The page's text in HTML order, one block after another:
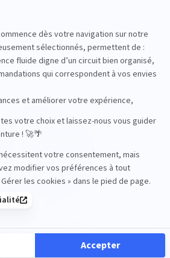
de TUI
de la Relation
!